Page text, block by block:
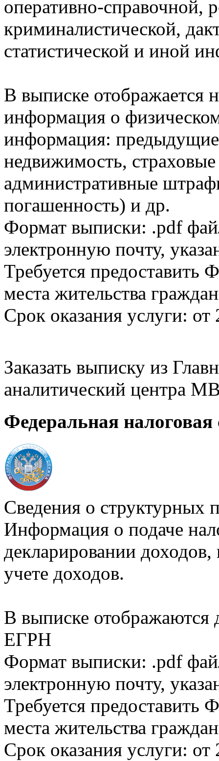
оперативно-справочной,
криминалистической,
статистической и иной
В выписке отображается
информация о
информация:
недвижимость,
административные
погашенность) и др.
Формат выписки: .pdf
электронную почту,
Требуется
места жительства
Срок оказания услуги: от
Заказать выписку из
аналитический центра
Федеральная налоговая
Сведения о структурных
Информация о подаче
декларировании доходов,
учете доходов.
В выписке
ЕГРН
Формат выписки: .pdf
электронную почту,
Требуется
места жительства
Срок оказания услуги: от